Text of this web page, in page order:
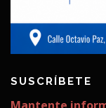
SUSCRÍBETE